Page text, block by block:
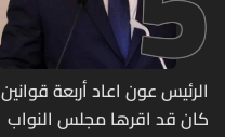
الرئيس عون اعاد أربعة قوانين
كان قد اقرها مجلس النواب